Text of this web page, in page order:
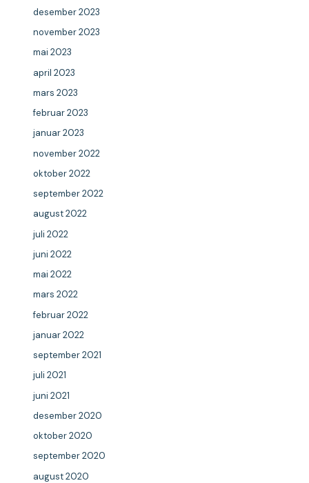
desember 2023
november 2023
mai 2023
april 2023
mars 2023
februar 2023
januar 2023
november 2022
oktober 2022
september 2022
august 2022
juli 2022
juni 2022
mai 2022
mars 2022
februar 2022
januar 2022
september 2021
juli 2021
juni 2021
desember 2020
oktober 2020
september 2020
august 2020